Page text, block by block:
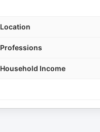
Location
Professions
Household Income